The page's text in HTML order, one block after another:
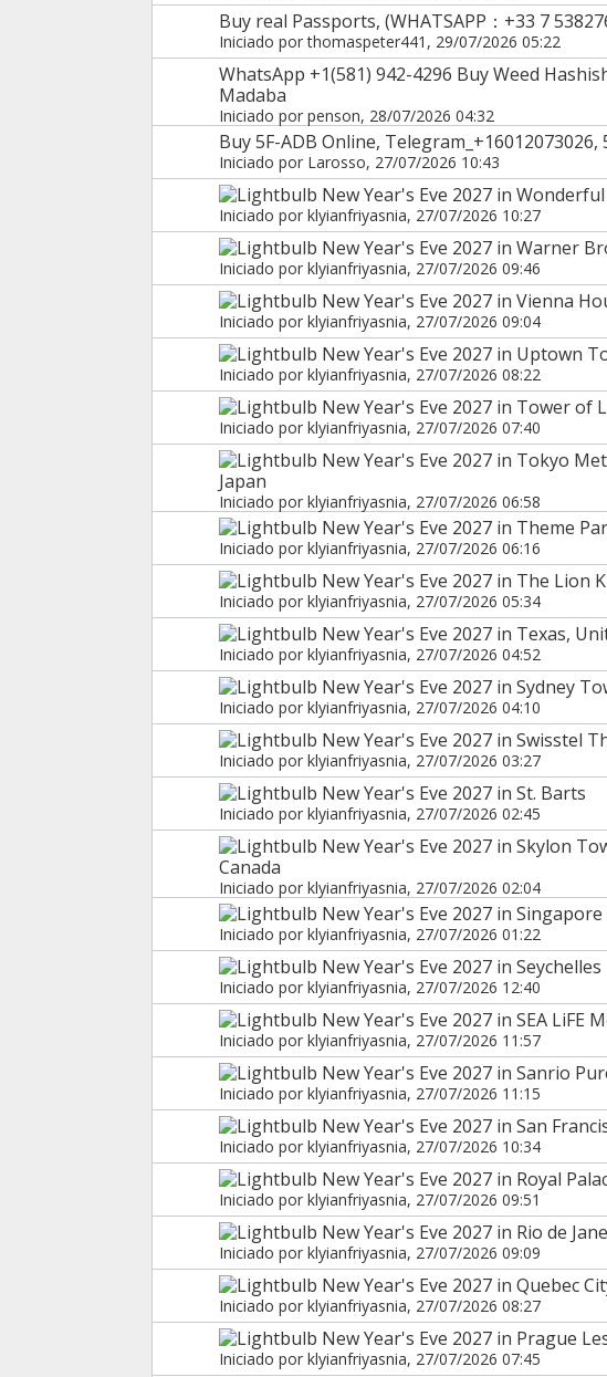
Buy real Passports, (WHATSAPP：+33 7
Iniciado porthomaspeter441 , 29/07/2026 05:22
WhatsApp +1(581) 942-4296 Buy Weed
Madaba
Iniciado por penson, 28/07/2026 04:32
Buy 5F-ADB Online, Telegram_+16012073026,
Iniciado por Larosso, 27/07/2026 10:43
New Year's Eve 2027 in
Iniciado por klyianfriyasnia, 27/07/2026 10:27
New Year's Eve 2027 in Warner
Iniciado por klyianfriyasnia, 27/07/2026 09:46
New Year's Eve 2027 in Vienna
Iniciado por klyianfriyasnia, 27/07/2026 09:04
New Year's Eve 2027 in Uptown
Iniciado por klyianfriyasnia, 27/07/2026 08:22
New Year's Eve 2027 in Tower of
Iniciado por klyianfriyasnia, 27/07/2026 07:40
New Year's Eve 2027 in Tokyo
Japan
Iniciado por klyianfriyasnia, 27/07/2026 06:58
New Year's Eve 2027 in Theme
Iniciado por klyianfriyasnia, 27/07/2026 06:16
New Year's Eve 2027 in The Lion
Iniciado por klyianfriyasnia, 27/07/2026 05:34
New Year's Eve 2027 in Texas,
Iniciado por klyianfriyasnia, 27/07/2026 04:52
New Year's Eve 2027 in Sydney
Iniciado por klyianfriyasnia, 27/07/2026 04:10
New Year's Eve 2027 in Swisstel
Iniciado por klyianfriyasnia, 27/07/2026 03:27
New Year's Eve 2027 in St. Barts
Iniciado por klyianfriyasnia, 27/07/2026 02:45
New Year's Eve 2027 in Skylon
Canada
Iniciado por klyianfriyasnia, 27/07/2026 02:04
New Year's Eve 2027 in
Iniciado por klyianfriyasnia, 27/07/2026 01:22
New Year's Eve 2027 in Seychelles
Iniciado por klyianfriyasnia, 27/07/2026 12:40
New Year's Eve 2027 in SEA
Iniciado por klyianfriyasnia, 27/07/2026 11:57
New Year's Eve 2027 in Sanrio
Iniciado por klyianfriyasnia, 27/07/2026 11:15
New Year's Eve 2027 in San
Iniciado por klyianfriyasnia, 27/07/2026 10:34
New Year's Eve 2027 in Royal
Iniciado por klyianfriyasnia, 27/07/2026 09:51
New Year's Eve 2027 in Rio de
Iniciado por klyianfriyasnia, 27/07/2026 09:09
New Year's Eve 2027 in Quebec
Iniciado por klyianfriyasnia, 27/07/2026 08:27
New Year's Eve 2027 in Prague
Iniciado por klyianfriyasnia, 27/07/2026 07:45